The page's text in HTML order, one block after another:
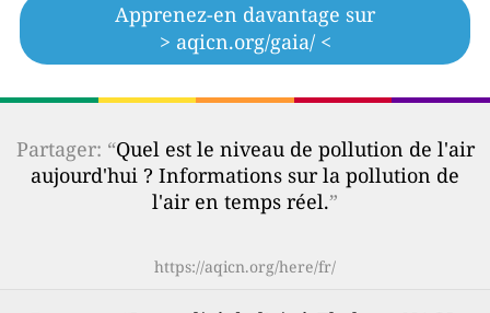
Apprenez-en davantage sur
> aqicn.org/gaia/ <
Partager: “Quel est le niveau de pollution de l'air
aujourd'hui ? Informations sur la pollution de
l'air en temps réel.”
https://aqicn.org/here/fr/